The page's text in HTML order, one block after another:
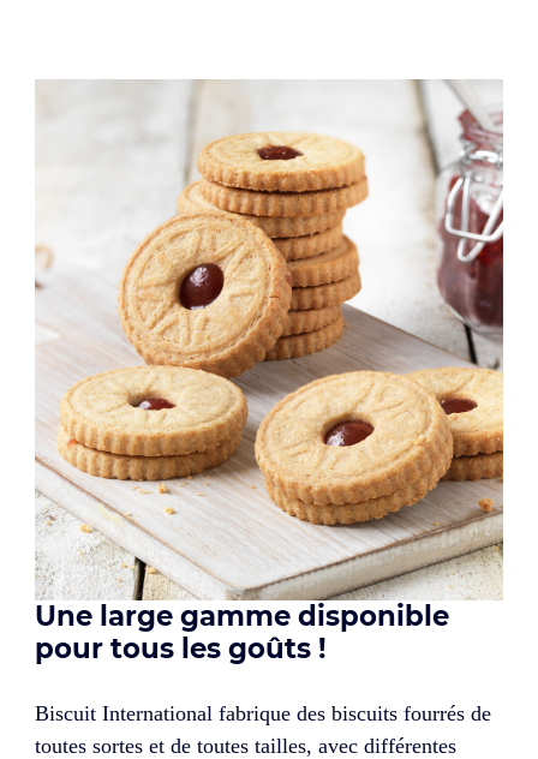
Une large gamme disponible
pour tous les goûts !
Biscuit International fabrique des biscuits fourrés de
toutes sortes et de toutes tailles, avec différentes